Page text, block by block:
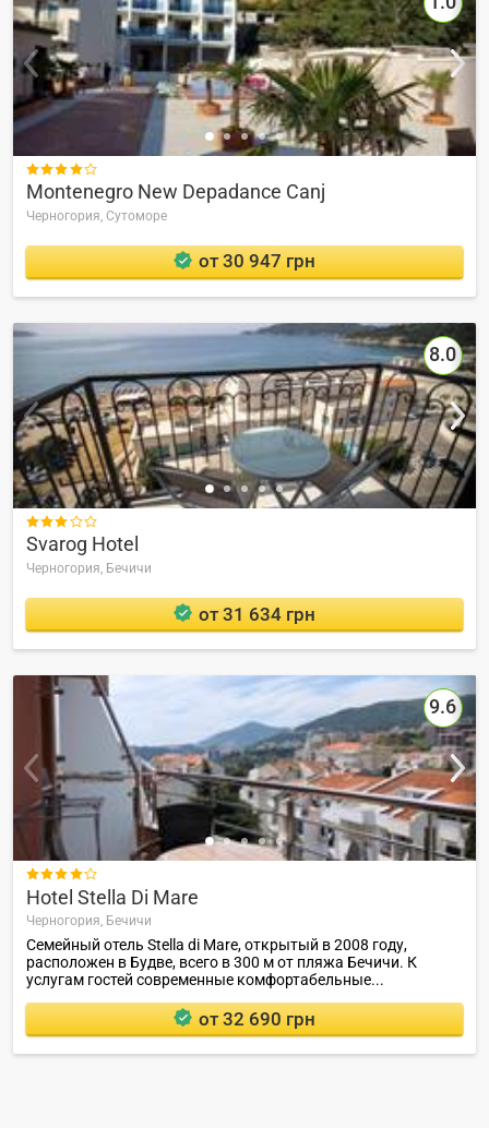

Montenegro New Depadance Canj
Черногория, Сутоморе
от 30 947 грн
8.0

Svarog Hotel
Черногория, Бечичи
от 31 634 грн
9.6

Hotel Stella Di Mare
Черногория, Бечичи
Семейный отель Stella di Mare, открытый в 2008 году,
расположен в Будве, всего в 300 м от пляжа Бечичи. К
услугам гостей современные комфортабельные...
от 32 690 грн